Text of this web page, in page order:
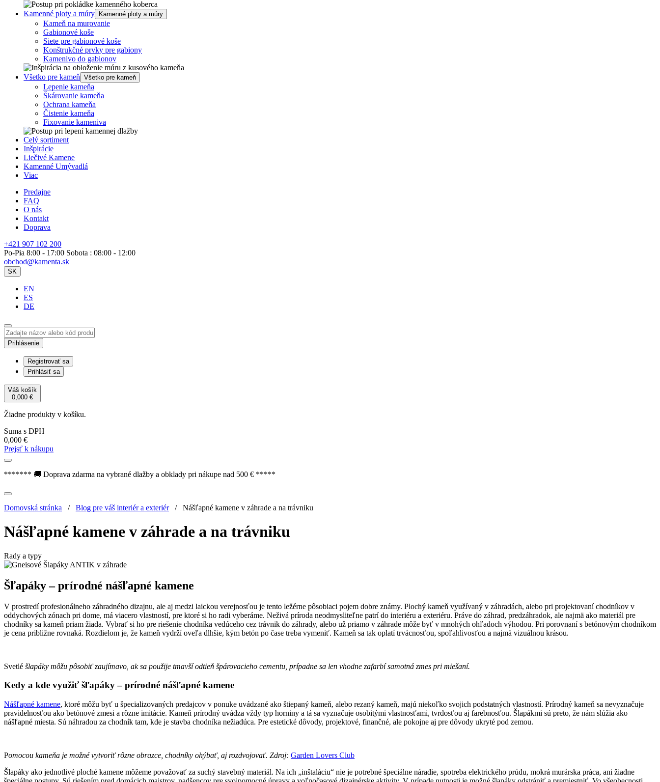
Kamenné ploty a múry Kamenné ploty a múry
Kameň na murovanie
Gabionové koše
Siete pre gabionové koše
Konštrukčné prvky pre gabiony
Kamenivo do gabionov
Všetko pre kameň Všetko pre kameň
Lepenie kameňa
Škárovanie kameňa
Ochrana kameňa
Čistenie kameňa
Fixovanie kameniva
Celý sortiment
Inšpirácie
Liečivé Kamene
Kamenné Umývadlá
Viac
Predajne
FAQ
O nás
Kontakt
Doprava
+421 907 102 200
Po-Pia 8:00 - 17:00 Sobota : 08:00 - 12:00
obchod@kamenta.sk
SK
EN
ES
DE
Prihlásenie
Registrovať sa
Prihlásiť sa
Váš košík
0,000 €
Žiadne produkty v košíku.
Suma s DPH
0,000 €
Prejsť k nákupu
******* 🚚 Doprava zdarma na vybrané dlažby a obklady pri nákupe nad 500 € *****
Domovská stránka / Blog pre váš interiér a exteriér/ Nášľapné kamene v záhrade a na trávniku
Nášľapné kamene v záhrade a na trávniku
Rady a typy
Šľapáky – prírodné nášľapné kamene
V prostredí profesionálneho záhradného dizajnu, ale aj medzi laickou verejnosťou je tento ležérne pôsobiaci pojem dobre známy. Plochý kameň využívaný v záhradách, alebo pri projektovaní chodníkov v
oddychových zónach pri dome, má viacero vlastností, pre ktoré si ho radi vyberáme. Neživá príroda neodmysliteľne patrí do interiéru a exteriéru. Práve do záhrad, predzáhradok, ale najmä ako materiál pre
chodníky sa kameň priam žiada. Vybrať si ho pre riešenie chodníka vedúceho cez trávnik do záhrady, alebo už priamo v záhrade môže byť v mnohých ohľadoch výhodou. Pri porovnaní s betónovým chodníkom
je cena približne rovnaká. Rozdielom je, že kameň vydrží oveľa dlhšie, kým betón po čase treba vymeniť. Kameň sa tak oplatí trvácnosťou, spoľahlivosťou a najmä vizuálnou krásou.
Svetlé šlapáky môžu pôsobiť zaujímavo, ak sa použije tmavší odtieň špárovacieho cementu, prípadne sa len vhodne zafarbí samotná zmes pri miešaní.
Kedy a kde využiť šľapáky – prírodné nášľapné kamene
Nášľapné kamene, ktoré môžu byť u špecializovaných predajcov v ponuke uvádzané ako štiepaný kameň, alebo rezaný kameň, majú niekoľko svojich podstatných vlastností. Prírodný kameň sa nevyznačuje
pravidelnosťou ako betónové zmesi a rôzne imitácie. Kameň prírodný uvádza vždy typ horniny a tá sa vyznačuje osobitými vlastnosťami, tvrdosťou aj farebnosťou. Šlapákmi sú preto, že nám slúžia ako
nášľapné miesta. Sú náhradou za chodník tam, kde je stavba chodníka nežiadúca. Pre estetické dôvody, projektové, finančné, ale pokojne aj pre dôvody ukryté pod zemou.
Pomocou kameňa je možné vytvoriť rôzne obrazce, chodníky ohýbať, aj rozdvojovať. Zdroj: Garden Lovers Club
Šlapáky ako jednotlivé ploché kamene môžeme považovať za suchý stavebný materiál. Na ich „inštaláciu“ nie je potrebné špeciálne náradie, spotreba elektrického prúdu, mokrá murárska práca, ani žiadne